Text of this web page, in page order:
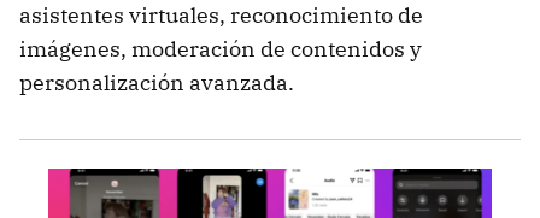
asistentes virtuales, reconocimiento de
imágenes, moderación de contenidos y
personalización avanzada.